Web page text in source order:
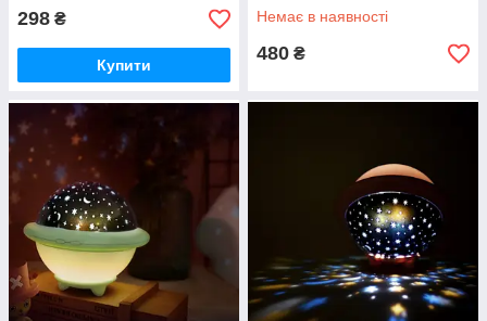
298 ₴
Купити
Немає в наявності
480 ₴